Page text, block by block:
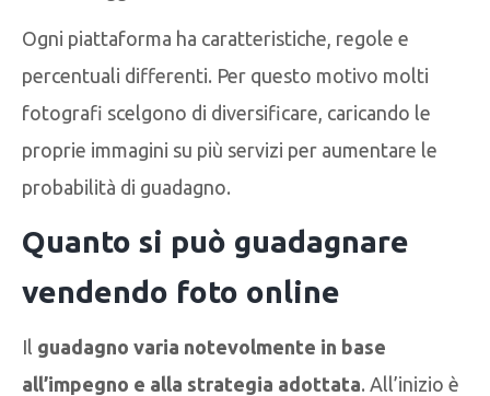
Ogni piattaforma ha caratteristiche, regole e
percentuali differenti. Per questo motivo molti
fotografi scelgono di diversificare, caricando le
proprie immagini su più servizi per aumentare le
probabilità di guadagno.
Quanto si può guadagnare
vendendo foto online
Il guadagno varia notevolmente in base
all’impegno e alla strategia adottata. All’inizio è